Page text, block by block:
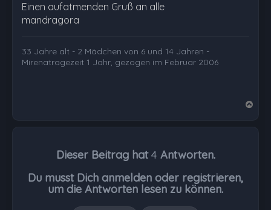
Einen aufatmenden Gruß an alle
mandragora
33 Jahre alt - 2 Mädchen von 6 und 14 Jahren -
Mirenatragezeit 1 Jahr, gezogen im Februar 2006
Dieser Beitrag hat4 Antworten.
Du musst Dich anmelden oder registrieren,
um die Antworten lesen zu können.